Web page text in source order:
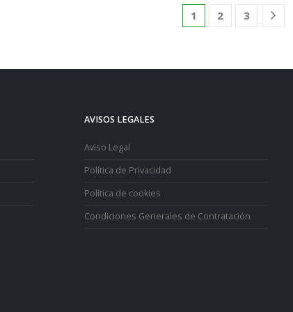
1 2 3
AVISOS LEGALES
Aviso Legal
Política de Privacidad
Política de cookies
Condiciones Generales de Contratación